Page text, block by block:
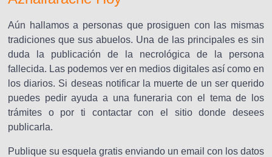
Aún hallamos a personas que prosiguen con las mismas
tradiciones que sus abuelos. Una de las principales es sin
duda la publicación de la necrológica de la persona
fallecida. Las podemos ver en medios digitales así como en
los diarios. Si deseas notificar la muerte de un ser querido
puedes pedir ayuda a una funeraria con el tema de los
trámites o por ti contactar con el sitio donde desees
publicarla.
Publique su esquela gratis enviando un email con los datos